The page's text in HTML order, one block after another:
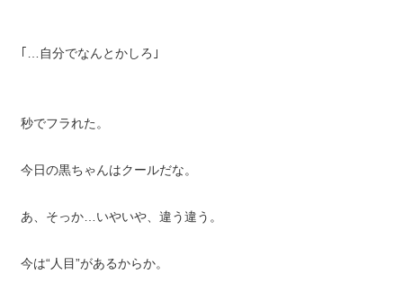
｢…自分でなんとかしろ｣
秒でフラれた。
今日の黒ちゃんはクールだな。
あ、そっか…いやいや、違う違う。
今は“人目”があるからか。